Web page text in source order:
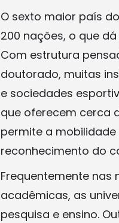
O sexto maior país
200 nações, o que
Com estrutura
doutorado, muitas
e sociedades
que oferecem cerca
permite a
reconhecimento do
Frequentemente nas
acadêmicas, as
pesquisa e ensino.